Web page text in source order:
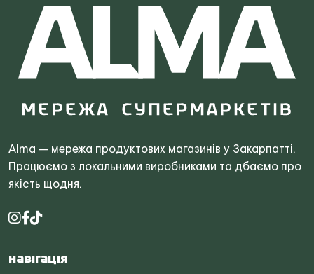
Alma — мережа продуктових магазинів у Закарпатті.
Працюємо з локальними виробниками та дбаємо про
якість щодня.
Навігація